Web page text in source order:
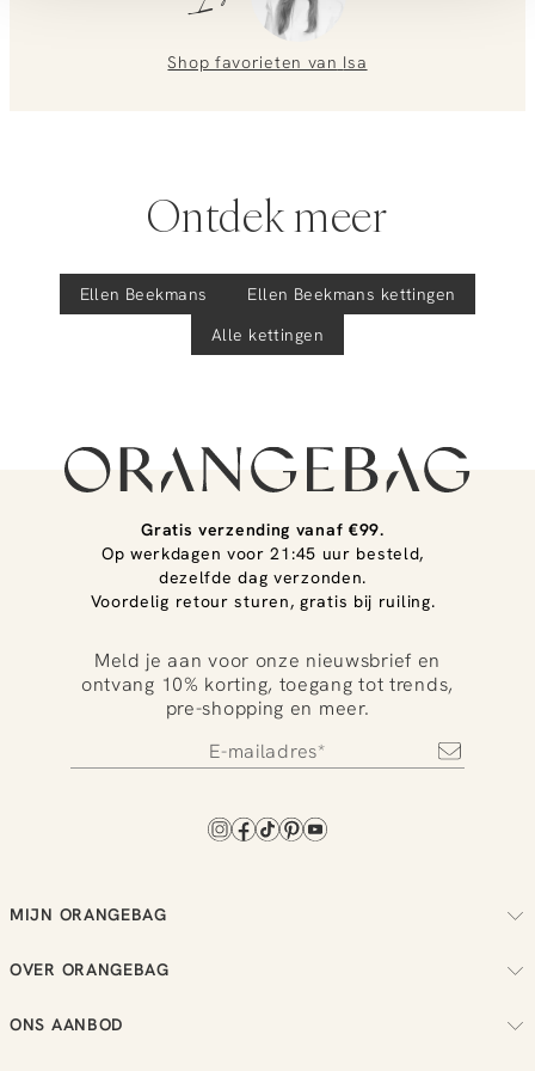
We helpen je graag verder!
Shop favorieten van Isa
Ontdek meer
Ellen Beekmans Ellen Beekmans kettingen
Alle kettingen
Gratis verzending vanaf €99.
Op werkdagen voor 21:45 uur besteld,
dezelfde dag verzonden.
Voordelig retour sturen, gratis bij ruiling.
Meld je aan voor onze nieuwsbrief en
ontvang 10% korting, toegang tot trends,
pre-shopping en meer.
MIJN ORANGEBAG
Regel je retouren
OVER ORANGEBAG
Duurzaamheid
ONS AANBOD